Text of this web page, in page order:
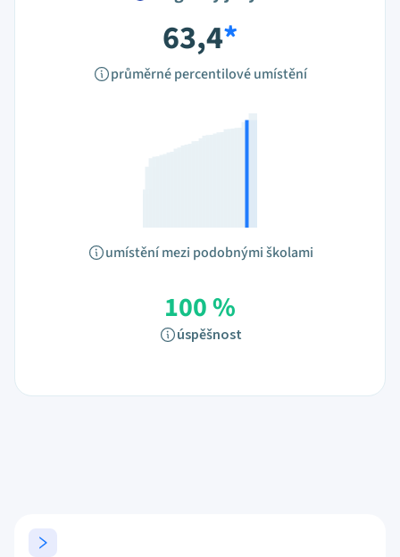
63,4*
průměrné percentilové umístění
umístění mezi podobnými školami
100 %
úspěšnost